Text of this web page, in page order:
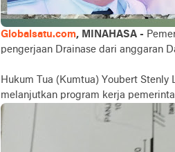
Globalsatu.com, MINAHASA -
pengerjaan Drainase dari anggaran
Hukum Tua (Kumtua) Youbert Stenly
melanjutkan program kerja